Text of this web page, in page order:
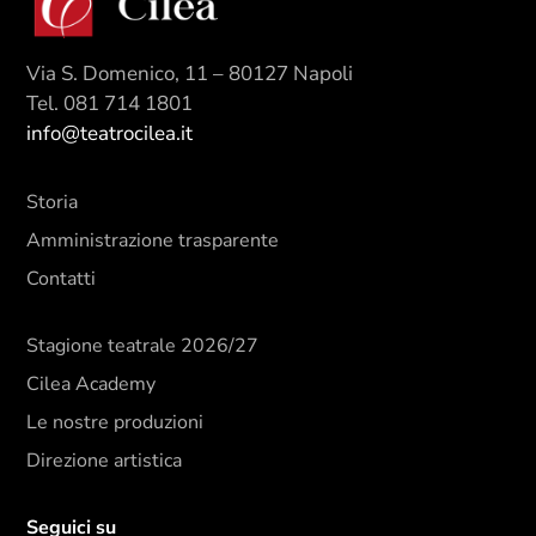
Via S. Domenico, 11 – 80127 Napoli
Tel. 081 714 1801
info@teatrocilea.it
Storia
Amministrazione trasparente
Contatti
Stagione teatrale 2026/27
Cilea Academy
Le nostre produzioni
Direzione artistica
Seguici su